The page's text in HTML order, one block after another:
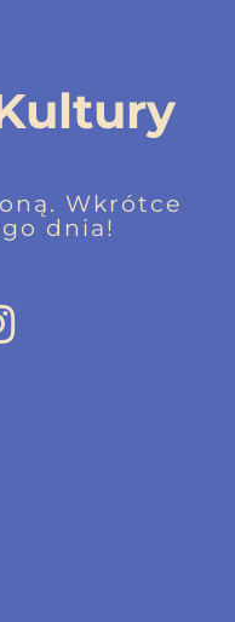
Wkrótce
dnia!